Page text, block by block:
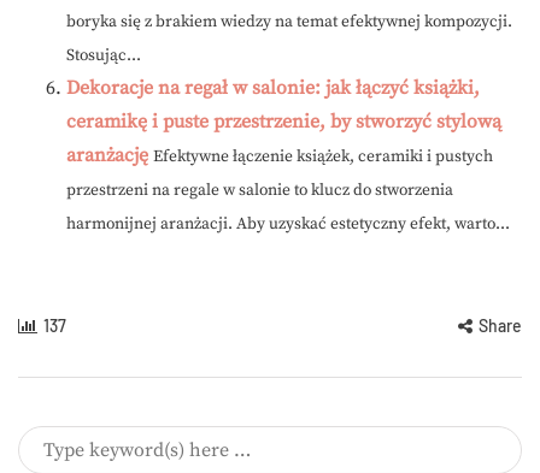
boryka się z brakiem wiedzy na temat efektywnej kompozycji.
Stosując...
Dekoracje na regał w salonie: jak łączyć książki,
ceramikę i puste przestrzenie, by stworzyć stylową
aranżację Efektywne łączenie książek, ceramiki i pustych
przestrzeni na regale w salonie to klucz do stworzenia
harmonijnej aranżacji. Aby uzyskać estetyczny efekt, warto...
137 Share